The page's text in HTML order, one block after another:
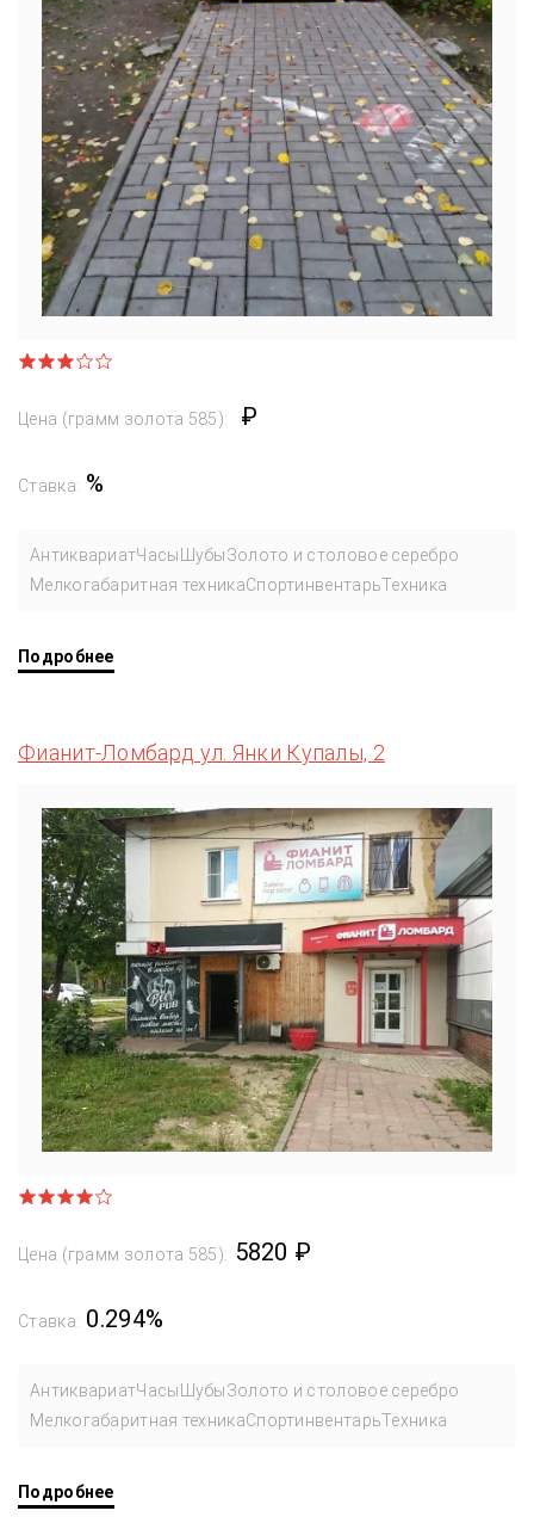
Цена (грамм золота 585): ₽
Ставка: %
АнтиквариатЧасы ШубыЗолото и столовое серебро
Мелкогабаритная техникаСпортинвентарьТехника
Подробнее
Фианит-Ломбард ул. Янки Купалы, 2
Цена (грамм золота 585): 5820 ₽
Ставка: 0.294%
АнтиквариатЧасы ШубыЗолото и столовое серебро
Мелкогабаритная техникаСпортинвентарьТехника
Подробнее